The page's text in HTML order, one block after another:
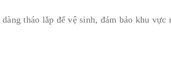
tháo lắp để vệ sinh, đảm bảo khu vực